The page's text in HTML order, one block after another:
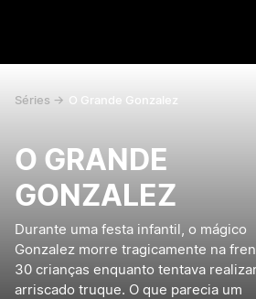
Séries -> O Grande Gonzalez
O GRANDE
GONZALEZ
Durante uma festa infantil, o mágico
Gonzalez morre tragicamente na
30 crianças enquanto tentava
arriscado truque. O que parecia um